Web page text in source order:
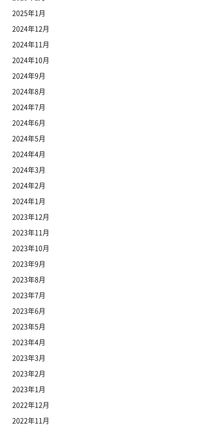
2025年1月
2024年12月
2024年11月
2024年10月
2024年9月
2024年8月
2024年7月
2024年6月
2024年5月
2024年4月
2024年3月
2024年2月
2024年1月
2023年12月
2023年11月
2023年10月
2023年9月
2023年8月
2023年7月
2023年6月
2023年5月
2023年4月
2023年3月
2023年2月
2023年1月
2022年12月
2022年11月